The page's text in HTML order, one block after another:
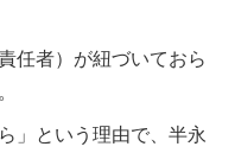
任者）が紐づいておら
」という理由で、半永